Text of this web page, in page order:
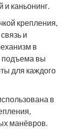
каньонинг.
крепления,
и
в
вы
для каждого
в
манёвров.